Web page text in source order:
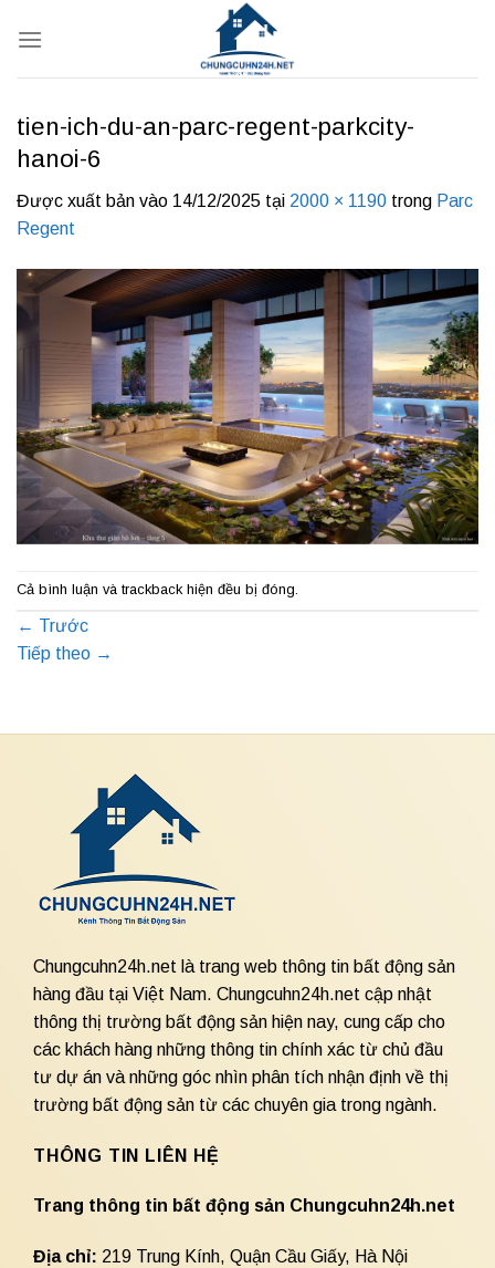
qua
tien-ich-du-an-parc-regent-parkcity-
hanoi-6
Được xuất bản vào 14/12/2025 tại 2000 × 1190 trong Parc
Regent
Cả bình luận và trackback hiện đều bị đóng.
← Trước
Tiếp theo →
Chungcuhn24h.net là trang web thông tin bất động sản
hàng đầu tại Việt Nam. Chungcuhn24h.net cập nhật
thông thị trường bất động sản hiện nay, cung cấp cho
các khách hàng những thông tin chính xác từ chủ đầu
tư dự án và những góc nhìn phân tích nhận định về thị
trường bất động sản từ các chuyên gia trong ngành.
THÔNG TIN LIÊN HỆ
Trang thông tin bất động sản Chungcuhn24h.net
Địa chỉ: 219 Trung Kính, Quận Cầu Giấy, Hà Nội